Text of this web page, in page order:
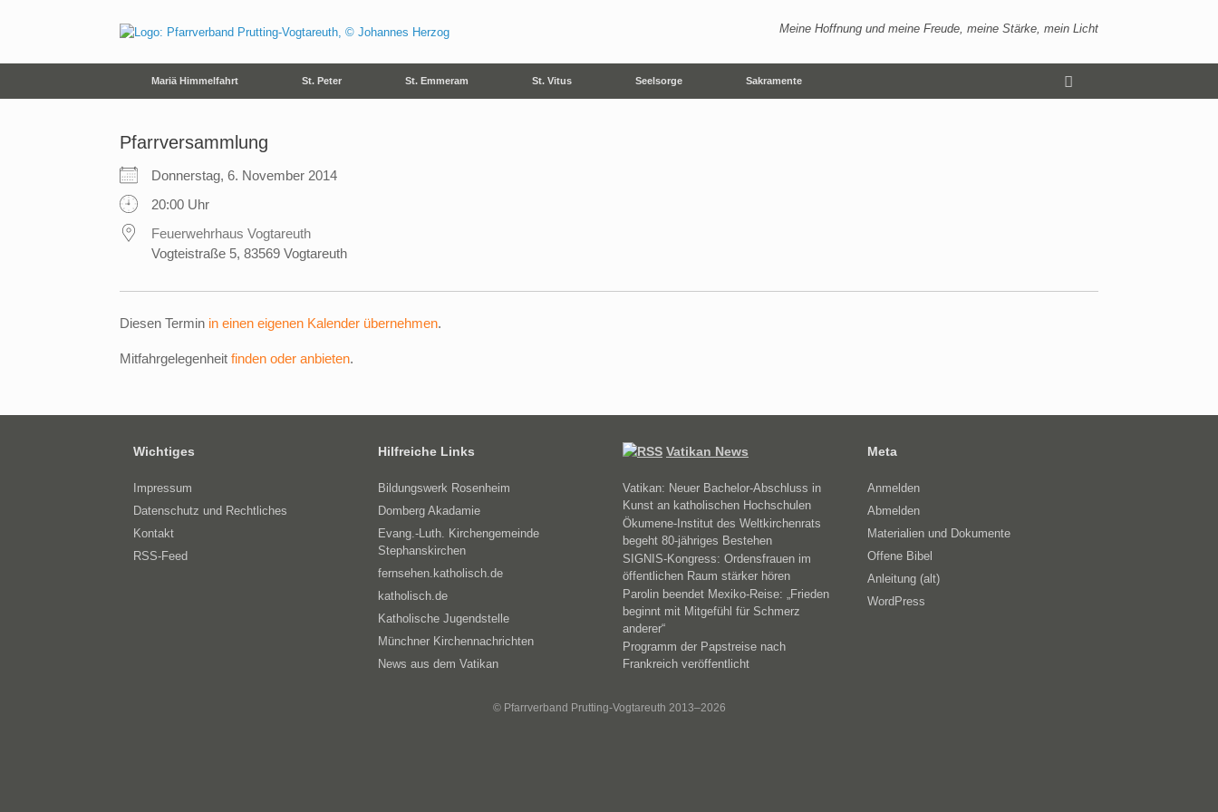
Meine Hoffnung und meine Freude, meine Stärke, mein Licht
Mariä Himmelfahrt St. Peter St. Emmeram St. Vitus Seelsorge Sakramente
Pfarrversammlung
Donnerstag, 6. November 2014
20:00 Uhr
Feuerwehrhaus Vogtareuth
Vogteistraße 5, 83569 Vogtareuth
Diesen Termin in einen eigenen Kalender übernehmen.
Mitfahrgelegenheit finden oder anbieten.
Wichtiges
Impressum
Datenschutz und Rechtliches
Kontakt
RSS-Feed
Hilfreiche Links
Bildungswerk Rosenheim
Domberg Akadamie
Evang.-Luth. Kirchengemeinde
Stephanskirchen
fernsehen.katholisch.de
katholisch.de
Katholische Jugendstelle
Münchner Kirchennachrichten
News aus dem Vatikan
Vatikan News
Vatikan: Neuer Bachelor-Abschluss in
Kunst an katholischen Hochschulen
Ökumene-Institut des Weltkirchenrats
begeht 80-jähriges Bestehen
SIGNIS-Kongress: Ordensfrauen im
öffentlichen Raum stärker hören
Parolin beendet Mexiko-Reise: „Frieden
beginnt mit Mitgefühl für Schmerz
anderer“
Programm der Papstreise nach
Frankreich veröffentlicht
Meta
Anmelden
Abmelden
Materialien und Dokumente
Offene Bibel
Anleitung (alt)
WordPress
© Pfarrverband Prutting-Vogtareuth 2013–2026